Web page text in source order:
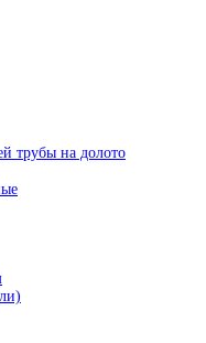
трубы на долото